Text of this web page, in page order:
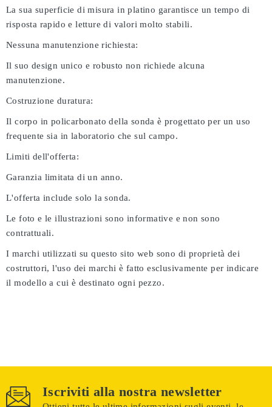
La sua superficie di misura in platino garantisce un tempo di
risposta rapido e letture di valori molto stabili.
Nessuna manutenzione richiesta:
Il suo design unico e robusto non richiede alcuna
manutenzione.
Costruzione duratura:
Il corpo in policarbonato della sonda è progettato per un uso
frequente sia in laboratorio che sul campo.
Limiti dell'offerta:
Garanzia limitata di un anno.
L'offerta include solo la sonda.
Le foto e le illustrazioni sono informative e non sono
contrattuali.
I marchi utilizzati su questo sito web sono di proprietà dei
costruttori, l'uso dei marchi è fatto esclusivamente per indicare
il modello a cui è destinato ogni pezzo.
Iscriviti alla nostra newsletter